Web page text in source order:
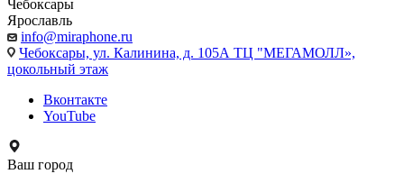
Чебоксары
Ярославль
info@miraphone.ru
Чебоксары, ул. Калинина, д. 105А ТЦ "МЕГАМОЛЛ»,
цокольный этаж
Вконтакте
YouTube
Ваш город